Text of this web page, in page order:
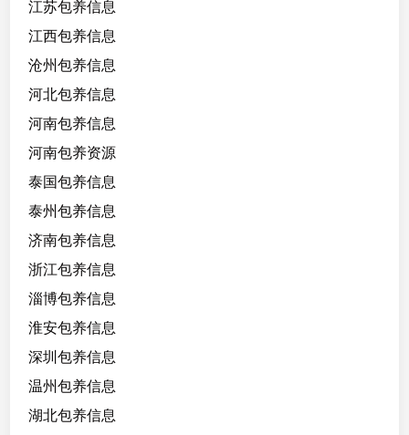
江苏包养信息
江西包养信息
沧州包养信息
河北包养信息
河南包养信息
河南包养资源
泰国包养信息
泰州包养信息
济南包养信息
浙江包养信息
淄博包养信息
淮安包养信息
深圳包养信息
温州包养信息
湖北包养信息